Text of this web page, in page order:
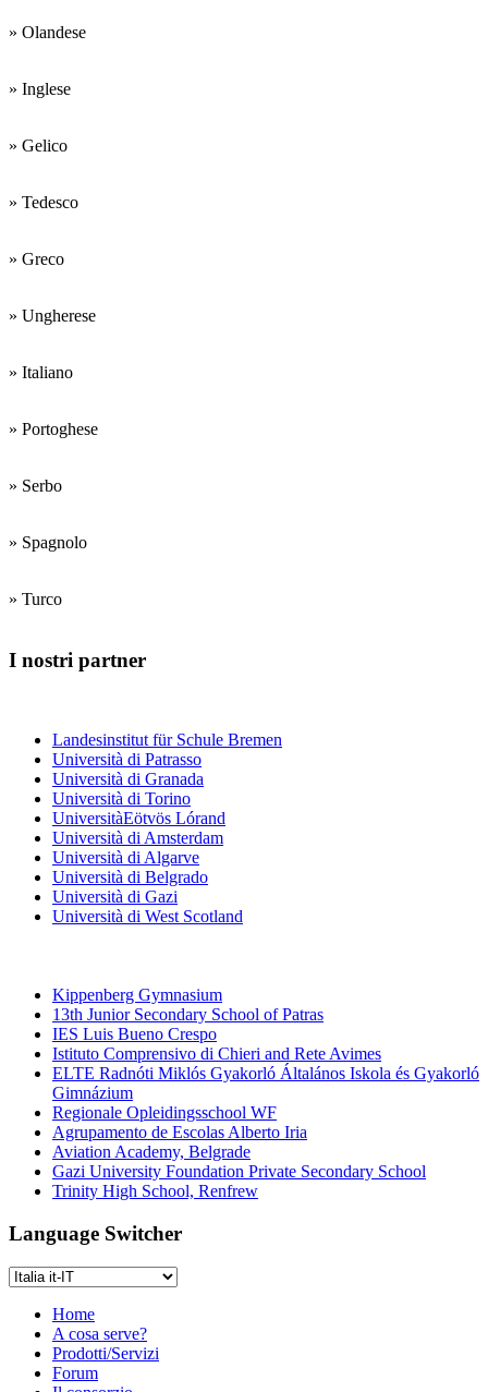
» Olandese
» Inglese
» Gelico
» Tedesco
» Greco
» Ungherese
» Italiano
» Portoghese
» Serbo
» Spagnolo
» Turco
I nostri partner
Landesinstitut für Schule Bremen
Università di Patrasso
Università di Granada
Università di Torino
UniversitàEötvös Lórand
Università di Amsterdam
Università di Algarve
Università di Belgrado
Università di Gazi
Università di West Scotland
Kippenberg Gymnasium
13th Junior Secondary School of Patras
IES Luis Bueno Crespo
Istituto Comprensivo di Chieri and Rete Avimes
ELTE Radnóti Miklós Gyakorló Általános Iskola és Gyakorló
Gimnázium
Regionale Opleidingsschool WF
Agrupamento de Escolas Alberto Iria
Aviation Academy, Belgrade
Gazi University Foundation Private Secondary School
Trinity High School, Renfrew
Language Switcher
Home
A cosa serve?
Prodotti/Servizi
Forum